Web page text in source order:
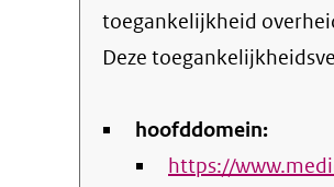
toegankelijkheid
Deze
hoofddomein:
https://